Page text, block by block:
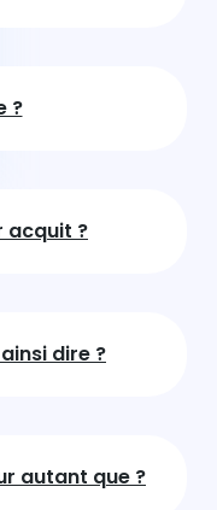
?
acquit ?
dire ?
autant que ?